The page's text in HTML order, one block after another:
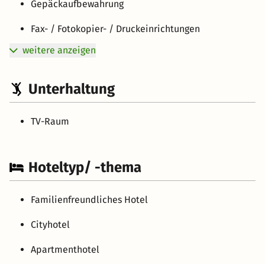
Gepäckaufbewahrung
Fax- / Fotokopier- / Druckeinrichtungen
weitere anzeigen
Unterhaltung
TV-Raum
Hoteltyp/ -thema
Familienfreundliches Hotel
Cityhotel
Apartmenthotel